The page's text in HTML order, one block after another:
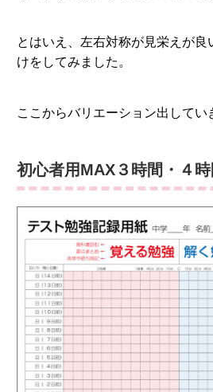
とはいえ、左右対称が見栄えが良
けをしてみました。
ここからバリエーション出してい
初心者用MAX３時間・４